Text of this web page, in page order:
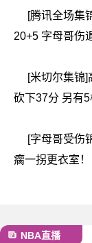
[腾讯全场集
20+5 字母哥伤
[米切尔集锦
砍下37分 另有
[字母哥受伤
瘸一拐更衣室！
NBA直播